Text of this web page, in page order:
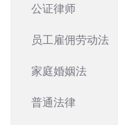
公证律师
员工雇佣劳动法
家庭婚姻法
普通法律